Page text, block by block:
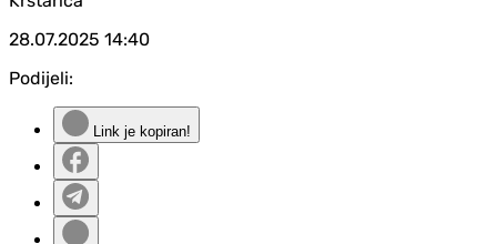
28.07.2025 14:40
Podijeli:
Link je kopiran!